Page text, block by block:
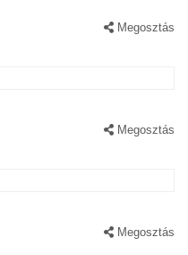
Megosztás
Megosztás
Megosztás